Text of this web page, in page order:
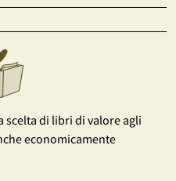
scelta di libri di valore agli
economicamente